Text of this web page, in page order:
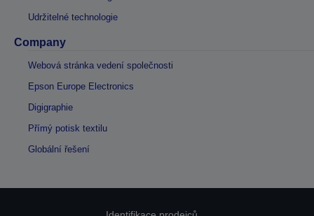
Udržitelné technologie
Company
Webová stránka vedení společnosti
Epson Europe Electronics
Digigraphie
Přímý potisk textilu
Globální řešení